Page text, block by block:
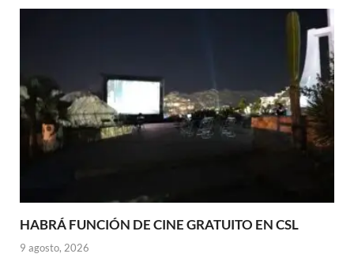
HABRÁ FUNCIÓN DE CINE GRATUITO EN CSL
9 agosto, 2026